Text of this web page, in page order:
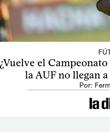
¿Vuelve el
la AUF no llegan
Por: